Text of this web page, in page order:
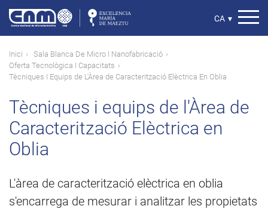
contingut
Select
CA ▾
Fil
d'ariadna
Inici
Sala Blanca De Micro I Nanofabricació
Oferta Tecnològica I Capacitats
Tècniques I Equips de L'Àrea de Caracterització Elèctrica En Oblia
Tècniques i equips de l'Àrea de
Caracterització Elèctrica en
Oblia
L'àrea de caracterització elèctrica en oblia
s'encarrega de mesurar i analitzar les propietats